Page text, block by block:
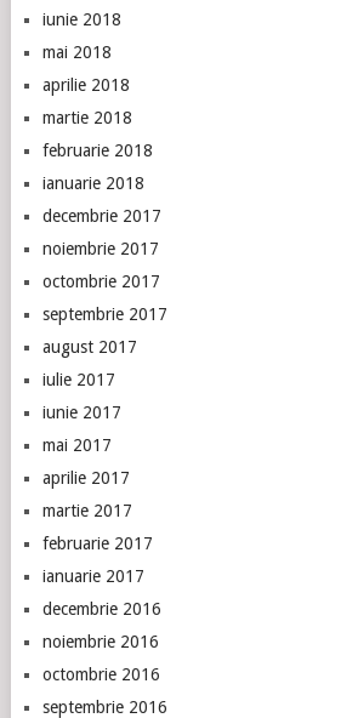
iunie 2018
mai 2018
aprilie 2018
martie 2018
februarie 2018
ianuarie 2018
decembrie 2017
noiembrie 2017
octombrie 2017
septembrie 2017
august 2017
iulie 2017
iunie 2017
mai 2017
aprilie 2017
martie 2017
februarie 2017
ianuarie 2017
decembrie 2016
noiembrie 2016
octombrie 2016
septembrie 2016